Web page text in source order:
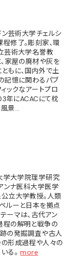
芸術大学チェルシ
修了。彫刻家、環
芸術大学名誉教
、家屋の廃材や灰を
もに、国内外で土
記憶に関わるパブ
ックなアートプロ
年にACACにて枕
風景…
学大学院理学研究
ンナ医科大学医学
立大学教授。人類
ルーと日本を拠点
ーマは、古代アン
程の解明と戦争の
の発掘調査や古人
形成過程や人々の
る。more